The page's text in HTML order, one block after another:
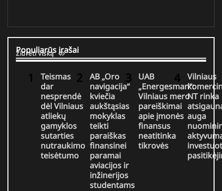
Populiarūs įrašai
Žiūrėti viską
Teismas
dar
nesprendė
dėl Vilniaus
atliekų
gamyklos
sutarties
nutraukimo
teisėtumo
AB „Oro
navigacija“
kviečia
aukštąsias
mokyklas
teikti
paraiškas
finansinei
paramai
aviacijos ir
inžinerijos
studentams
UAB
„Energesman“:
Vilniaus mero
pareiškimai
apie įmonės
finansus
neatitinka
tikrovės
Vilniaus
NT rinka
auga